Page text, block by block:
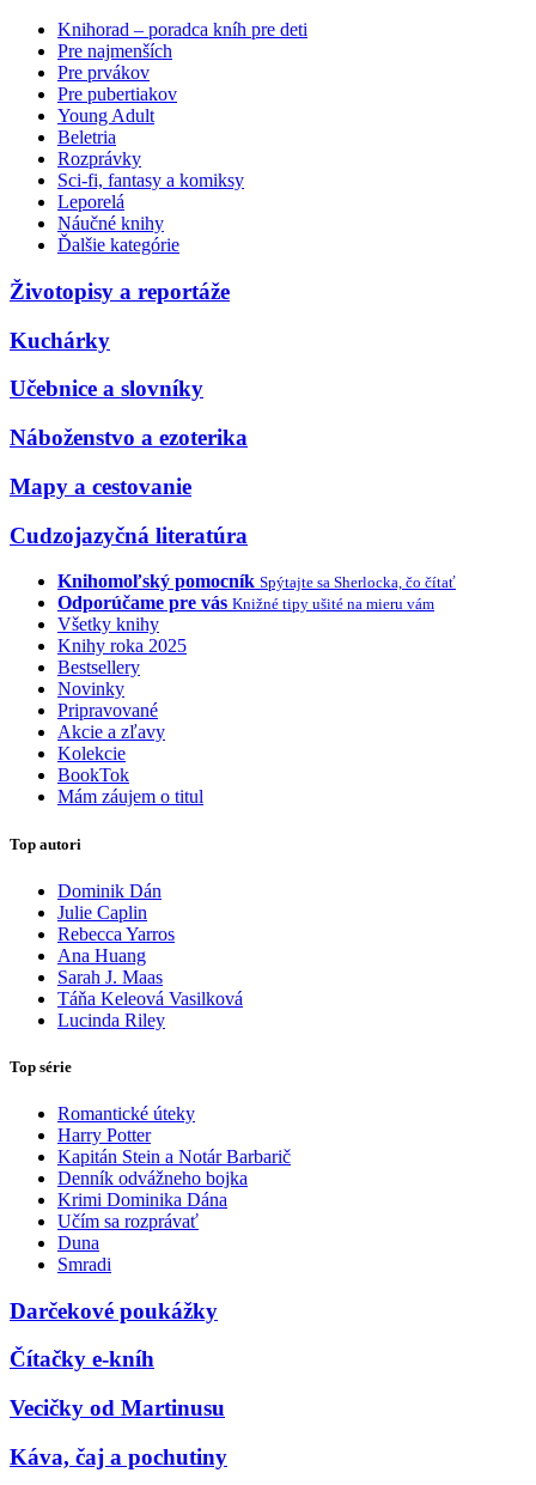
Knihorad – poradca kníh pre deti
Pre najmenších
Pre prvákov
Pre pubertiakov
Young Adult
Beletria
Rozprávky
Sci-fi, fantasy a komiksy
Leporelá
Náučné knihy
Ďalšie kategórie
Životopisy a reportáže
Kuchárky
Učebnice a slovníky
Náboženstvo a ezoterika
Mapy a cestovanie
Cudzojazyčná literatúra
Knihomoľský pomocník Spýtajte sa Sherlocka, čo čítať
Odporúčame pre vás Knižné tipy ušité na mieru vám
Všetky knihy
Knihy roka 2025
Bestsellery
Novinky
Pripravované
Akcie a zľavy
Kolekcie
BookTok
Mám záujem o titul
Top autori
Dominik Dán
Julie Caplin
Rebecca Yarros
Ana Huang
Sarah J. Maas
Táňa Keleová Vasilková
Lucinda Riley
Top série
Romantické úteky
Harry Potter
Kapitán Stein a Notár Barbarič
Denník odvážneho bojka
Krimi Dominika Dána
Učím sa rozprávať
Duna
Smradi
Darčekové poukážky
Čítačky e-kníh
Vecičky od Martinusu
Káva, čaj a pochutiny